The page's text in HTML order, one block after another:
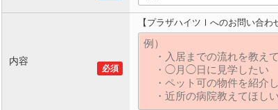
必須
内容
【プラザハイツⅠへのお問い合わ